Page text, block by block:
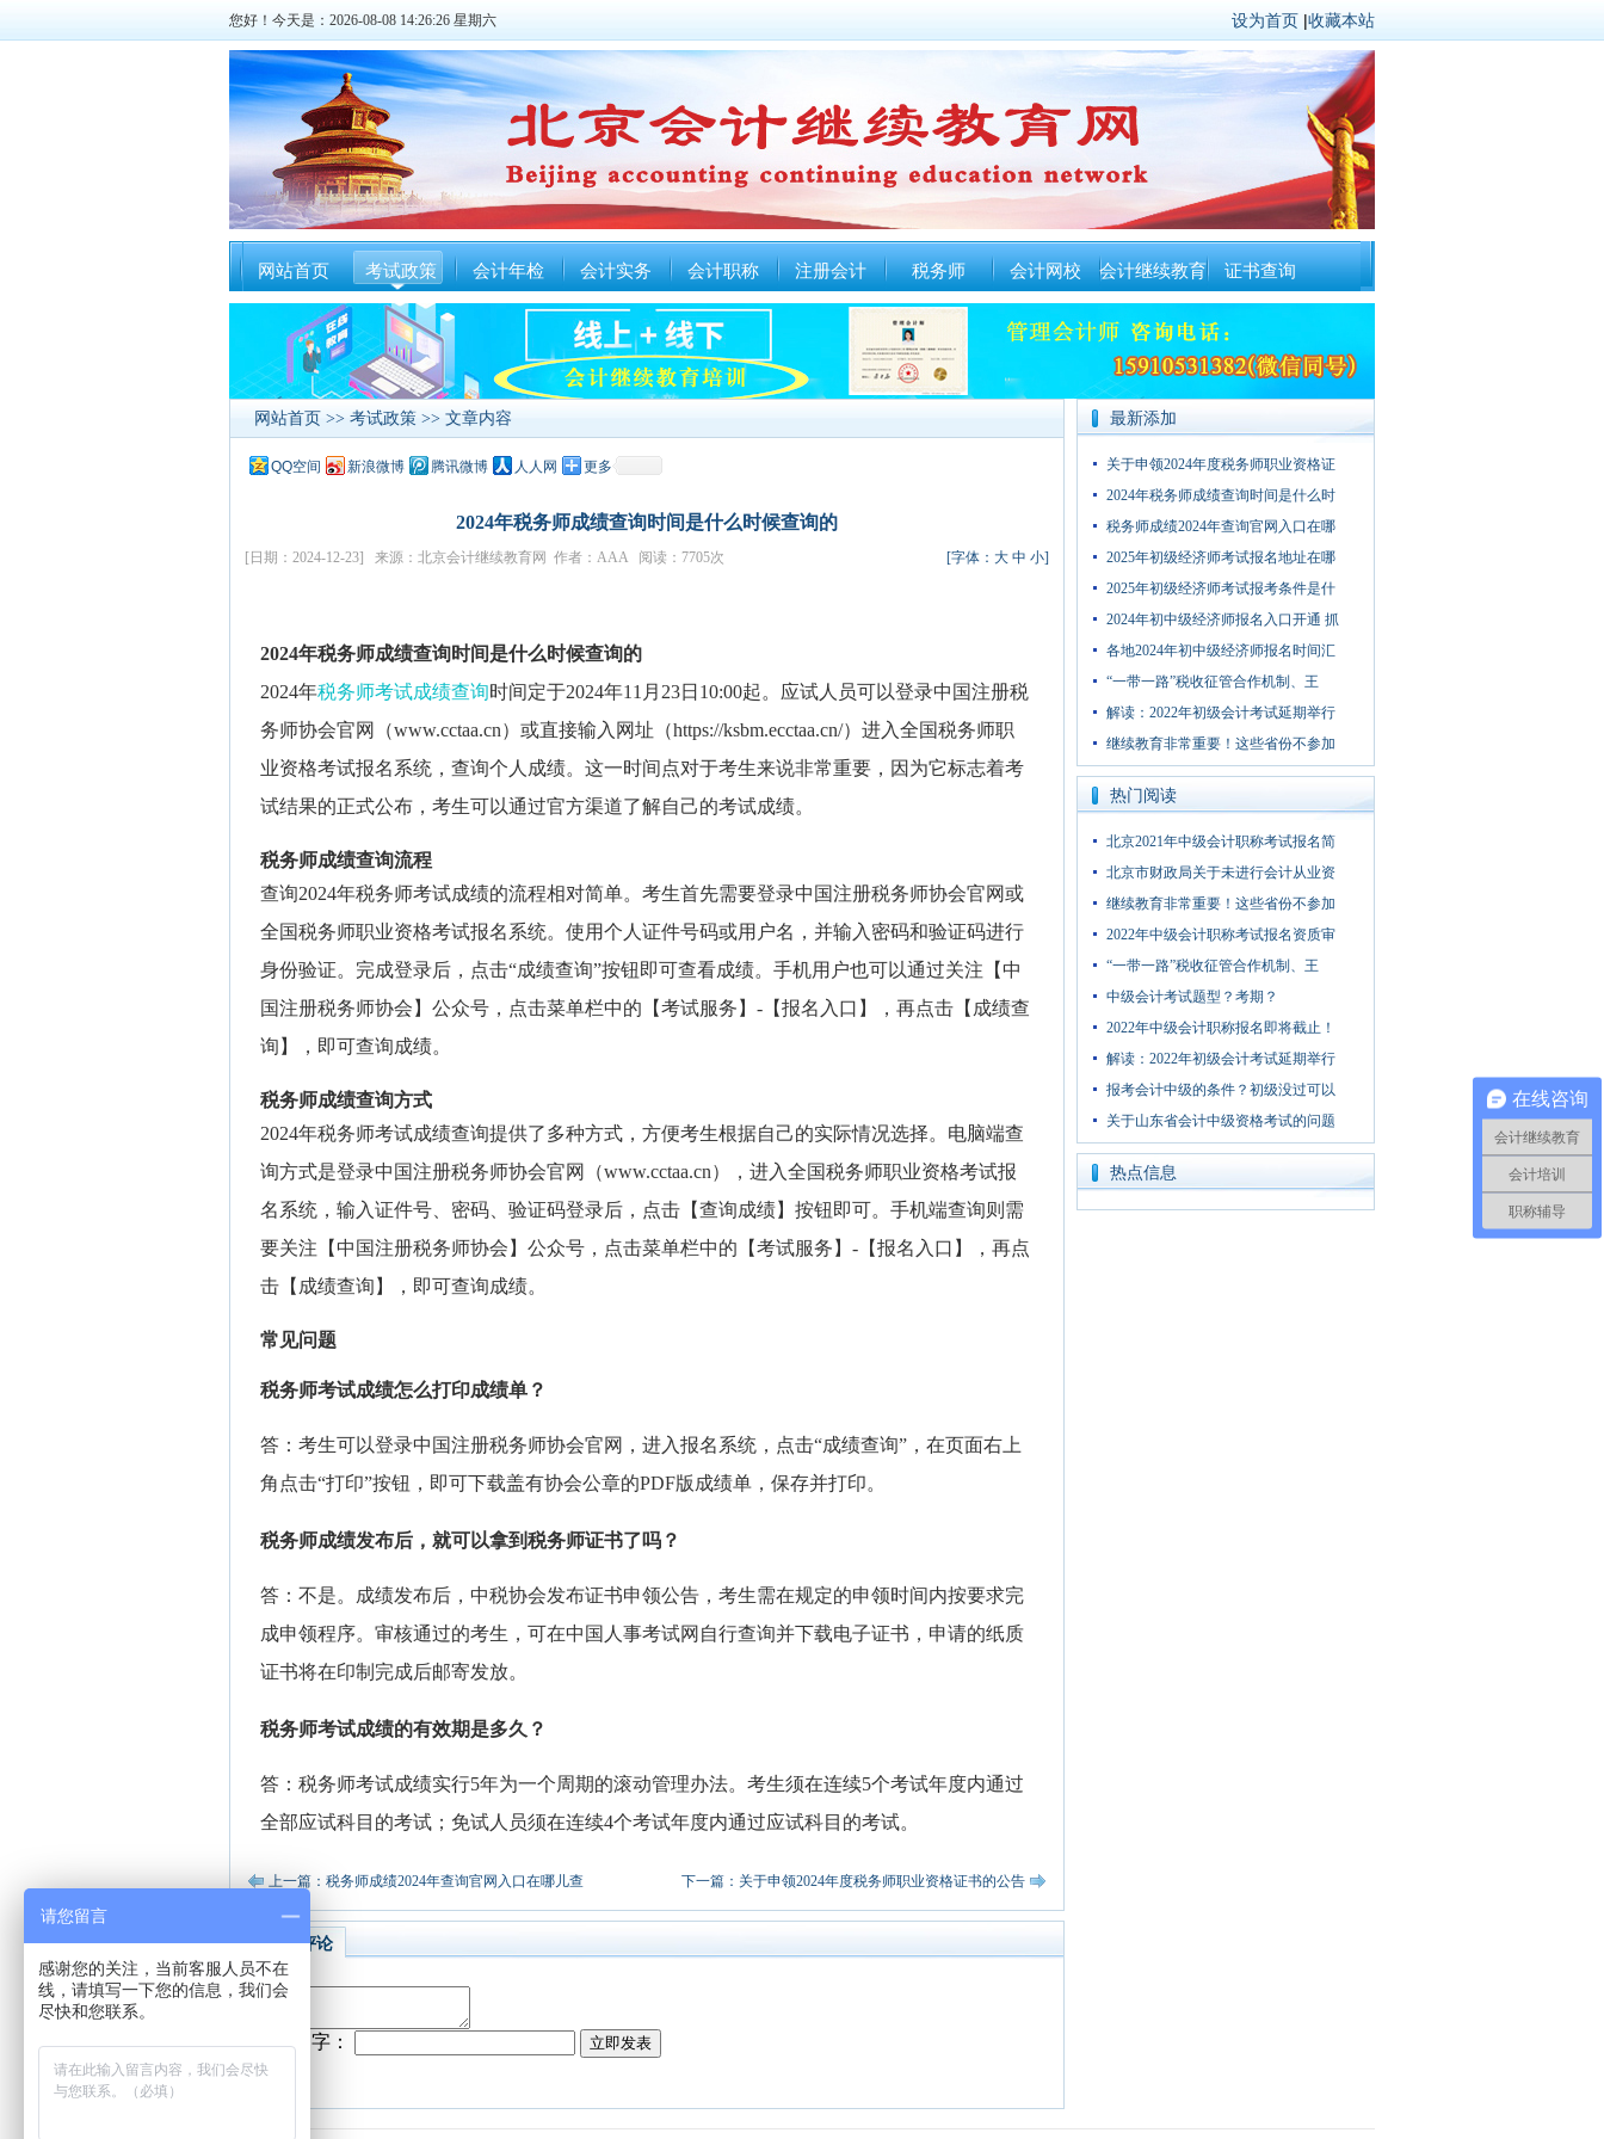
您好！今天是：2026-08-08 14:26:27 星期六 设为首页 |收藏本站
网站首页 考试政策 会计年检 会计实务 会计职称 注册会计 税务师 会计网校 会计继续教育 证书查询
网站首页 >> 考试政策 >> 文章内容
QQ空间 新浪微博 腾讯微博 人人网 更多
2024年税务师成绩查询时间是什么时候查询的
[日期：2024-12-23] 来源：北京会计继续教育网 作者：AAA 阅读：7705次 [字体： 大 中 小]
2024年税务师成绩查询时间是什么时候查询的
2024年税务师考试成绩查询时间定于2024年11月23日10:00起。应试人员可以登录中国注册税
务师协会官网（www.cctaa.cn）或直接输入网址（https://ksbm.ecctaa.cn/）进入全国税务师职
业资格考试报名系统，查询个人成绩。这一时间点对于考生来说非常重要，因为它标志着考
试结果的正式公布，考生可以通过官方渠道了解自己的考试成绩。
税务师成绩查询流程
查询2024年税务师考试成绩的流程相对简单。考生首先需要登录中国注册税务师协会官网或
全国税务师职业资格考试报名系统。使用个人证件号码或用户名，并输入密码和验证码进行
身份验证。完成登录后，点击“成绩查询”按钮即可查看成绩。手机用户也可以通过关注【中
国注册税务师协会】公众号，点击菜单栏中的【考试服务】-【报名入口】，再点击【成绩查
询】，即可查询成绩。
税务师成绩查询方式
2024年税务师考试成绩查询提供了多种方式，方便考生根据自己的实际情况选择。电脑端查
询方式是登录中国注册税务师协会官网（www.cctaa.cn），进入全国税务师职业资格考试报
名系统，输入证件号、密码、验证码登录后，点击【查询成绩】按钮即可。手机端查询则需
要关注【中国注册税务师协会】公众号，点击菜单栏中的【考试服务】-【报名入口】，再点
击【成绩查询】，即可查询成绩。
常见问题
税务师考试成绩怎么打印成绩单？
答：考生可以登录中国注册税务师协会官网，进入报名系统，点击“成绩查询”，在页面右上
角点击“打印”按钮，即可下载盖有协会公章的PDF版成绩单，保存并打印。
税务师成绩发布后，就可以拿到税务师证书了吗？
答：不是。成绩发布后，中税协会发布证书申领公告，考生需在规定的申领时间内按要求完
成申领程序。审核通过的考生，可在中国人事考试网自行查询并下载电子证书，申请的纸质
证书将在印制完成后邮寄发放。
税务师考试成绩的有效期是多久？
答：税务师考试成绩实行5年为一个周期的滚动管理办法。考生须在连续5个考试年度内通过
全部应试科目的考试；免试人员须在连续4个考试年度内通过应试科目的考试。
上一篇：税务师成绩2024年查询官网入口在哪儿查 下一篇：关于申领2024年度税务师职业资格证书的公告
相关评论
最新添加
关于申领2024年度税务师职业资格证
2024年税务师成绩查询时间是什么时
税务师成绩2024年查询官网入口在哪
2025年初级经济师考试报名地址在哪
2025年初级经济师考试报考条件是什
2024年初中级经济师报名入口开通 抓
各地2024年初中级经济师报名时间汇
“一带一路”税收征管合作机制、王
解读：2022年初级会计考试延期举行
继续教育非常重要！这些省份不参加
热门阅读
北京2021年中级会计职称考试报名简
北京市财政局关于未进行会计从业资
继续教育非常重要！这些省份不参加
2022年中级会计职称考试报名资质审
“一带一路”税收征管合作机制、王
中级会计考试题型？考期？
2022年中级会计职称报名即将截止！
解读：2022年初级会计考试延期举行
报考会计中级的条件？初级没过可以
关于山东省会计中级资格考试的问题
热点信息
在线咨询
会计继续教育
会计培训
职称辅导
请您留言
感谢您的关注，当前客服人员不在
线，请填写一下您的信息，我们会
尽快和您联系。